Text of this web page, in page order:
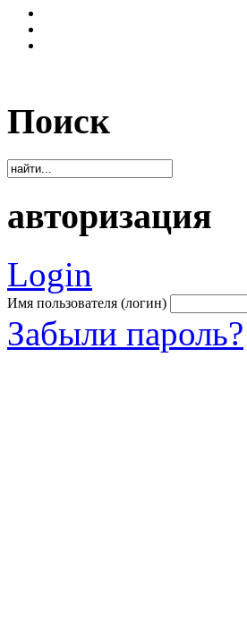
Поиск
авторизация
Login
Имя пользователя (логин)
Забыли пароль?